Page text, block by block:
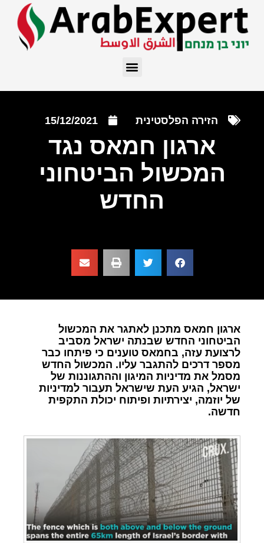
הזירה הפלסטינית 15/12/2021
ארגון חמאס נגד
המכשול הביטחוני
החדש
ארגון חמאס מתכנן לאתגר את המכשול
הביטחוני החדש שבנתה ישראל מסביב
לרצועת עזה, בחמאס טוענים כי פיתחו כבר
מספר דרכים להתגבר עליו. המכשול החדש
מסמל את מדיניות המיגון וההתגוננות של
ישראל, הגיע העת שישראל תעבור למדיניות
של יוזמה, יצירתיות ופיתוח יכולת התקפית
חדשה.